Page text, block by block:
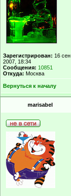
Зарегистрирован: 16 сен
2007, 18:34
Сообщения: 10851
Откуда: Москва
Вернуться к началу
marisabel